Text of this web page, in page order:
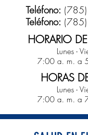
Teléfono:
Teléfono:
HORARIO
Lunes -
7:00 a. m. a
HORAS
Lunes -
7:00 a. m. a